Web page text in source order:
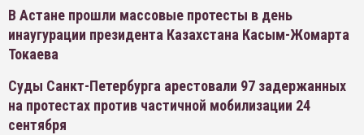
В Астане прошли массовые протесты в день
инаугурации президента Казахстана Касым-Жомарта
Токаева
Суды Санкт-Петербурга арестовали 97 задержанных
на протестах против частичной мобилизации 24
сентября